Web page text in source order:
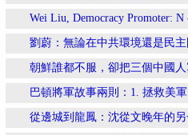
Wei Liu, Democracy Promoter: N
劉蔚：無論在中共環境還是民
朝鮮誰都不服，卻把三個中國
巴頓將軍故事兩則：1. 拯救美軍
從邊城到龍鳳：沈從文晚年的